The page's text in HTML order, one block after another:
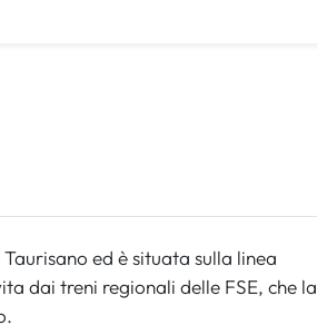
ed è situata sulla linea
dai treni regionali delle FSE, che la